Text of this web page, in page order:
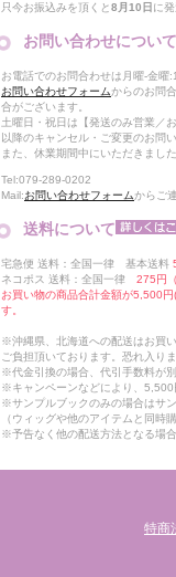
只今お振込みを頂くと8月10日 に
お問い合わせについて
お電話でのお問合わせは月曜-金曜
お問い合わせフォームからのお問
合がございます。
土曜日・祝日は【発送のみ営業
以降のキャンセル・ご変更のお問
また、休業期間中にいただきまし
Tel:079-289-0202
Mail:お問い合わせフォームからご
送料について
宅急便 送料：全国一律 基本送料
ネコポス 送料：全国一律 275円
お買い物の商品合計金額が5,500
す。
※沖縄県、北海道への配送はお買
ご負担頂いております。恐れ入り
※代金引換の場合、代引手数料が別
※キャンペーンなどにより、5,500
※サンプルブックのみの場合はサ
（ウィッグや他のアイテムと同時
※予告なく他の配送方法となる場
特商